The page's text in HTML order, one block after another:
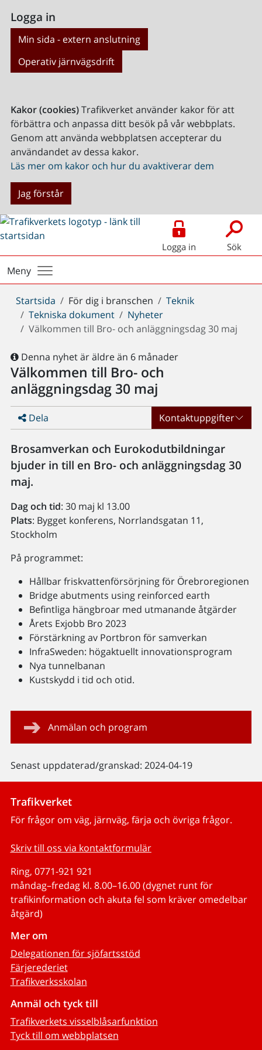
Logga in
Min sida - extern anslutning
Operativ järnvägsdrift
Kakor (cookies)Trafikverket använder kakor för att
förbättra och anpassa ditt besök på vår webbplats.
Genom att använda webbplatsen accepterar du
användandet av dessa kakor.
Läs mer om kakor och hur du avaktiverar dem
Jag förstår
Logga in Sök
Meny
Du
är
här:
Startsida För dig i branschen
Teknik
Tekniska dokument
Nyheter
Välkommen till Bro- och anläggningsdag 30 maj
Denna nyhet är äldre än 6 månader
Välkommen till Bro- och
anläggningsdag 30 maj
Dela Kontaktuppgifter
Brosamverkan och Eurokodutbildningar
bjuder in till en Bro- och anläggningsdag 30
maj.
Dag och tid: 30 maj kl 13.00
Plats: Bygget konferens, Norrlandsgatan 11,
Stockholm
På programmet:
Hållbar friskvattenförsörjning för Örebroregionen
Bridge abutments using reinforced earth
Befintliga hängbroar med utmanande åtgärder
Årets Exjobb Bro 2023
Förstärkning av Portbron för samverkan
InfraSweden: högaktuellt innovationsprogram
Nya tunnelbanan
Kustskydd i tid och otid.
Anmälan och program
Senast uppdaterad/granskad: 2024-04-19
Trafikverket
För frågor om väg, järnväg, färja och övriga frågor.
Skriv till oss via kontaktformulär
Ring, 0771-921 921
måndag–fredag kl. 8.00–16.00 (dygnet runt för
trafikinformation och akuta fel som kräver omedelbar
åtgärd)
Mer om
Delegationen för sjöfartsstöd
Färjerederiet
Trafikverksskolan
Anmäl och tyck till
Trafikverkets visselblåsarfunktion
Tyck till om webbplatsen